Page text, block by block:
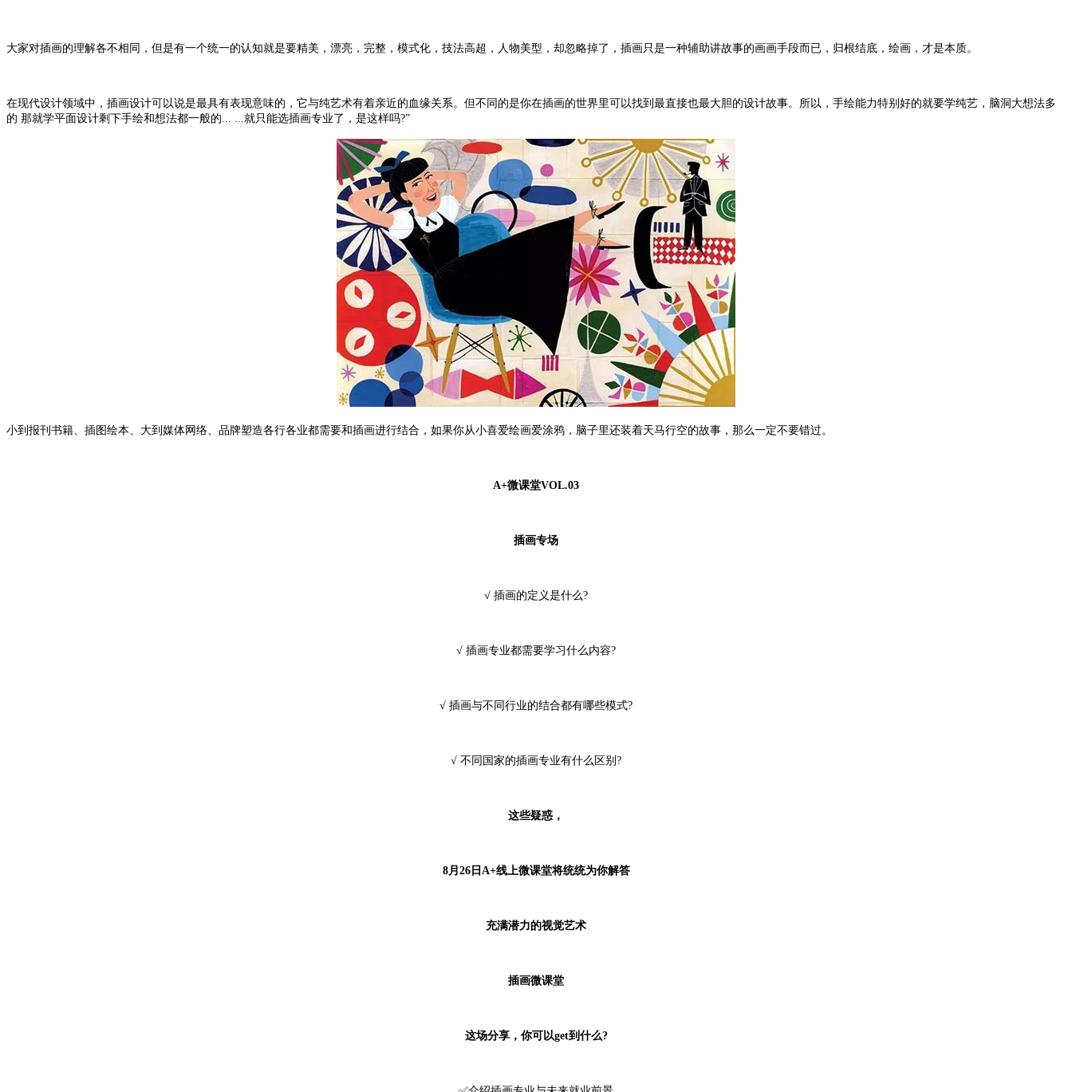
大家对插画的理解各不相同，但是有一个统一的认知就是要精美，漂亮，完整，模式化，技法高超，人物美型，却忽略掉了，插画只是一种辅助讲故事的画画手段而已，归根结底，绘画，才是本质。
在现代设计领域中，插画设计可以说是最具有表现意味的，它与纯艺术有着亲近的血缘关系。但不同的是你在插画的世界里可以找到最直接也最大胆的设计故事。所以，手绘能力特别好的就要学纯艺，脑洞大想法多
的 那就学平面设计剩下手绘和想法都一般的... ...就只能选插画专业了，是这样吗?”
小到报刊书籍、插图绘本、大到媒体网络、品牌塑造各行各业都需要和插画进行结合，如果你从小喜爱绘画爱涂鸦，脑子里还装着天马行空的故事，那么一定不要错过。
A+微课堂VOL.03
插画专场
√ 插画的定义是什么?
√ 插画专业都需要学习什么内容?
√ 插画与不同行业的结合都有哪些模式?
√ 不同国家的插画专业有什么区别?
这些疑惑，
8月26日A+线上微课堂将统统为你解答
充满潜力的视觉艺术
插画微课堂
这场分享，你可以get到什么?